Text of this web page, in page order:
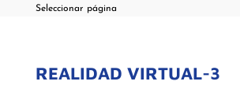
Seleccionar página
REALIDAD VIRTUAL-3